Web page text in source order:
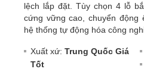
lệch lắp đặt. Tùy chọn 4 lỗ
cứng vững cao, chuyển động
hệ thống tự động hóa công
Xuất xứ: Trung Quốc Giá
Tốt